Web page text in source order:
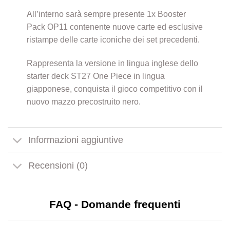
All’interno sarà sempre presente 1x Booster
Pack OP11 contenente nuove carte ed esclusive
ristampe delle carte iconiche dei set precedenti.
Rappresenta la versione in lingua inglese dello
starter deck ST27 One Piece in lingua
giapponese, conquista il gioco competitivo con il
nuovo mazzo precostruito nero.
Informazioni aggiuntive
Recensioni (0)
FAQ - Domande frequenti